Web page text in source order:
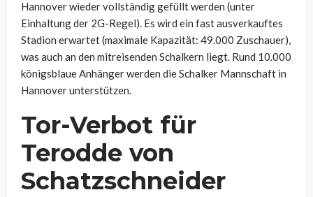
Hannover wieder vollständig gefüllt werden (unter
Einhaltung der 2G-Regel). Es wird ein fast ausverkauftes
Stadion erwartet (maximale Kapazität: 49.000 Zuschauer),
was auch an den mitreisenden Schalkern liegt. Rund 10.000
königsblaue Anhänger werden die Schalker Mannschaft in
Hannover unterstützen.
Tor-Verbot für
Terodde von
Schatzschneider